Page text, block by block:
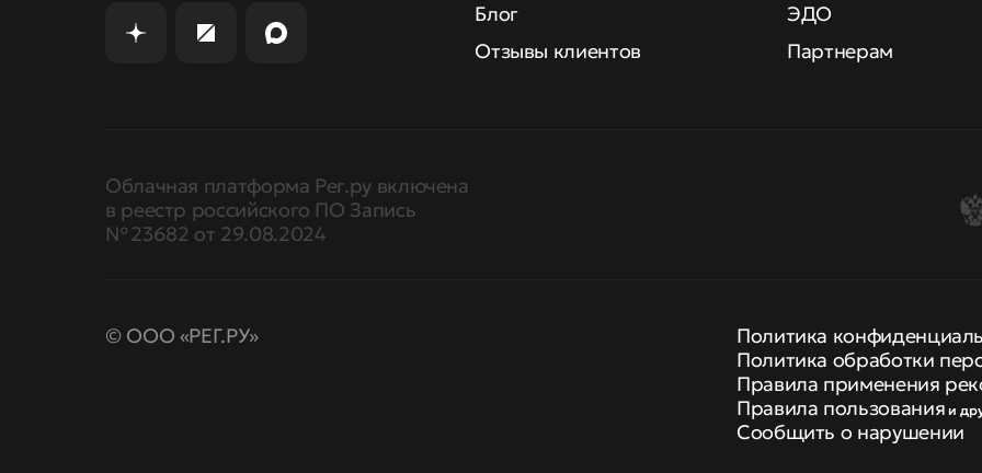
Блог
Отзывы клиентов
ЭДО
Партнерам
Облачная платформа Рег.ру включена
в реестр российского ПО Запись
№ 23682 от 29.08.2024
© ООО «РЕГ.РУ»
Политика
Политика обработки
Правила применения
Правила пользования и
Сообщить о нарушении